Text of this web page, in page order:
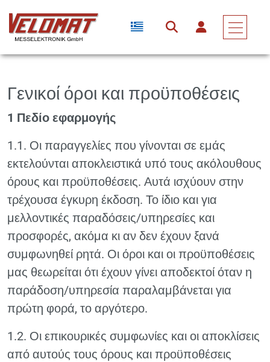
Γενικοί όροι και προϋποθέσεις
1 Πεδίο εφαρμογής
1.1. Οι παραγγελίες που γίνονται σε εμάς
εκτελούνται αποκλειστικά υπό τους ακόλουθους
όρους και προϋποθέσεις. Αυτά ισχύουν στην
τρέχουσα έγκυρη έκδοση. Το ίδιο και για
μελλοντικές παραδόσεις/υπηρεσίες και
προσφορές, ακόμα κι αν δεν έχουν ξανά
συμφωνηθεί ρητά. Οι όροι και οι προϋποθέσεις
μας θεωρείται ότι έχουν γίνει αποδεκτοί όταν η
παράδοση/υπηρεσία παραλαμβάνεται για
πρώτη φορά, το αργότερο.
1.2. Οι επικουρικές συμφωνίες και οι αποκλίσεις
από αυτούς τους όρους και προϋποθέσεις